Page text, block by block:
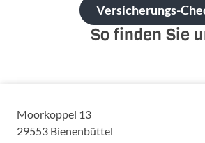
Versicherungs-
So finden Sie
Moorkoppel 13
29553 Bienenbüttel